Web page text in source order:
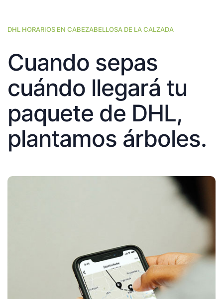
DHL HORARIOS EN CABEZABELLOSA DE LA CALZADA
Cuando sepas
cuándo llegará tu
paquete de DHL,
plantamos árboles.